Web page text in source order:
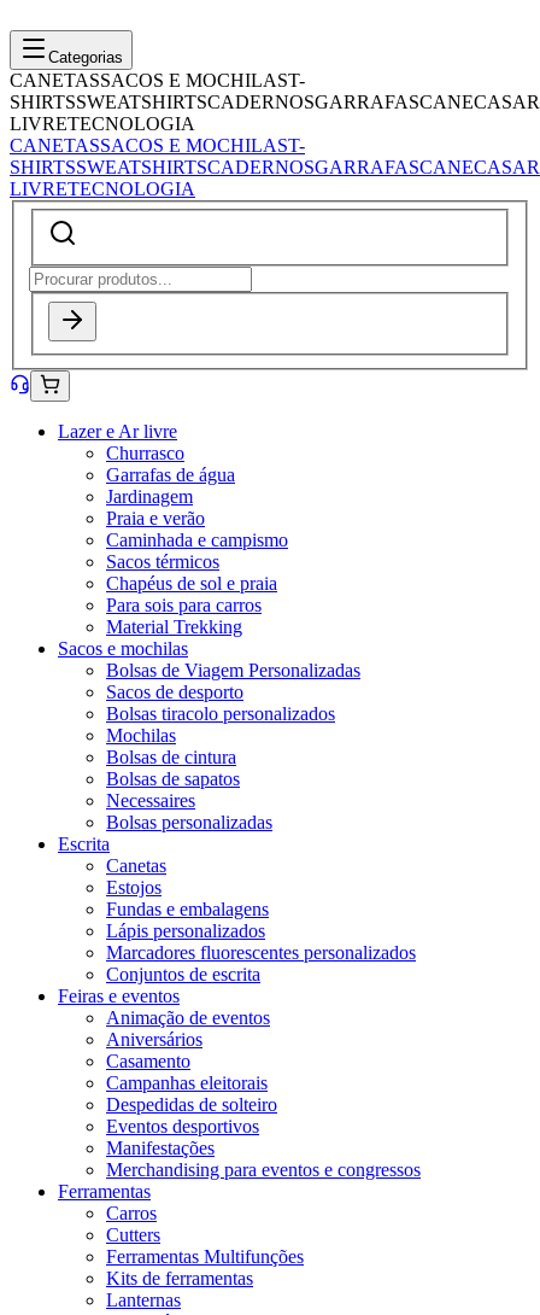
Categorias
CANETASSACOS E MOCHILAST-
SHIRTSSWEATSHIRTSCADERNOSGARRAFASCANECASAR
LIVRETECNOLOGIA
CANETASSACOS E MOCHILAST-
SHIRTSSWEATSHIRTSCADERNOSGARRAFASCANECASAR
LIVRETECNOLOGIA
Lazer e Ar livre
Churrasco
Garrafas de água
Jardinagem
Praia e verão
Caminhada e campismo
Sacos térmicos
Chapéus de sol e praia
Para sois para carros
Material Trekking
Sacos e mochilas
Bolsas de Viagem Personalizadas
Sacos de desporto
Bolsas tiracolo personalizados
Mochilas
Bolsas de cintura
Bolsas de sapatos
Necessaires
Bolsas personalizadas
Escrita
Canetas
Estojos
Fundas e embalagens
Lápis personalizados
Marcadores fluorescentes personalizados
Conjuntos de escrita
Feiras e eventos
Animação de eventos
Aniversários
Casamento
Campanhas eleitorais
Despedidas de solteiro
Eventos desportivos
Manifestações
Merchandising para eventos e congressos
Ferramentas
Carros
Cutters
Ferramentas Multifunções
Kits de ferramentas
Lanternas